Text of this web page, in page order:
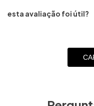
esta avaliação foi útil?